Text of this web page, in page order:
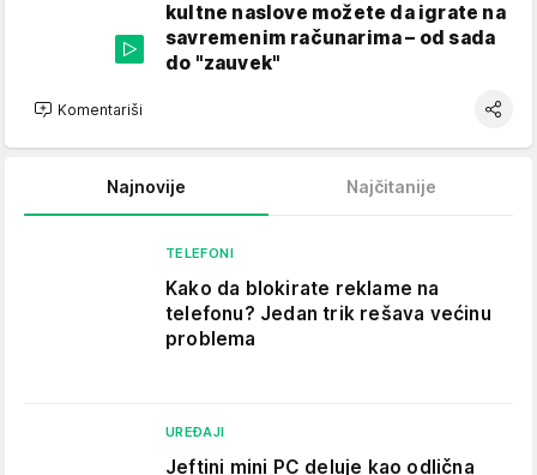
kultne naslove možete da igrate na
savremenim računarima – od sada
do "zauvek"
Komentariši
Najnovije Najčitanije
TELEFONI
Kako da blokirate reklame na
telefonu​? Jedan trik rešava većinu
problema
UREĐAJI
Jeftini mini PC deluje kao odlična